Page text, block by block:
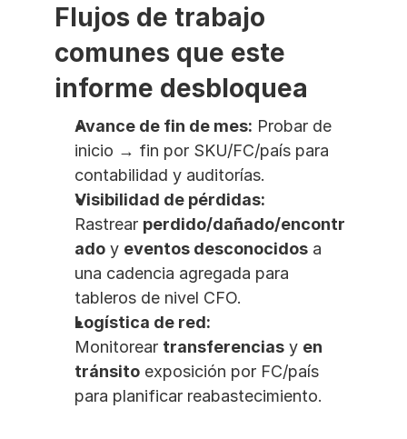
Flujos de trabajo
comunes que este
informe desbloquea
Avance de fin de mes: Probar de
inicio → fin por SKU/FC/país para
contabilidad y auditorías.
Visibilidad de pérdidas:
Rastrear perdido/dañado/encontr
ado y eventos desconocidos a
una cadencia agregada para
tableros de nivel CFO.
Logística de red:
Monitorear transferencias y en
tránsito exposición por FC/país
para planificar reabastecimiento.